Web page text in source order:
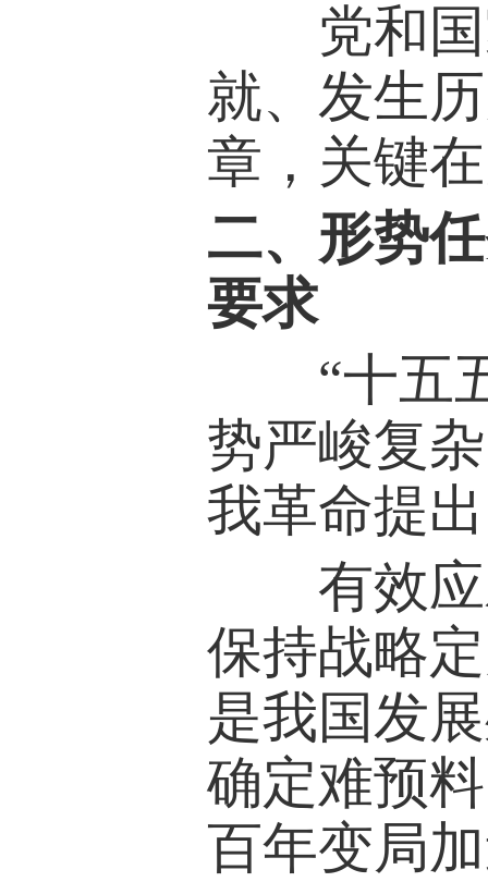
党和国
就、发生
章，关键
二、形势
要求
“十五五
势严峻复
我革命提
有效应
保持战略
是我国发
确定难预
百年变局